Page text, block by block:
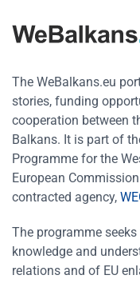
The WeBalkans.eu
stories, funding
cooperation between
Balkans. It is part of
Programme for the
European
contracted agency,
The programme
knowledge and
relations and of EU